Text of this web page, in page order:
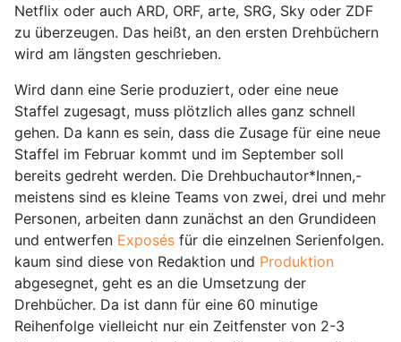
Netflix oder auch ARD, ORF, arte, SRG, Sky oder ZDF
zu überzeugen. Das heißt, an den ersten Drehbüchern
wird am längsten geschrieben.
Wird dann eine Serie produziert, oder eine neue
Staffel zugesagt, muss plötzlich alles ganz schnell
gehen. Da kann es sein, dass die Zusage für eine neue
Staffel im Februar kommt und im September soll
bereits gedreht werden. Die Drehbuchautor*Innen,-
meistens sind es kleine Teams von zwei, drei und mehr
Personen, arbeiten dann zunächst an den Grundideen
und entwerfen Exposés für die einzelnen Serienfolgen.
kaum sind diese von Redaktion und Produktion
abgesegnet, geht es an die Umsetzung der
Drehbücher. Da ist dann für eine 60 minutige
Reihenfolge vielleicht nur ein Zeitfenster von 2-3